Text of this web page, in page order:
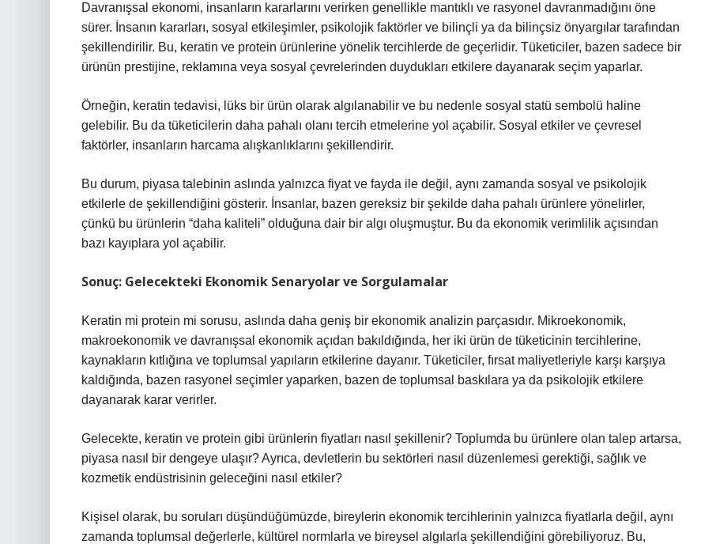
Davranışsal ekonomi, insanların kararlarını verirken genellikle mantıklı ve rasyonel davranmadığını öne
sürer. İnsanın kararları, sosyal etkileşimler, psikolojik faktörler ve bilinçli ya da bilinçsiz önyargılar tarafından
şekillendirilir. Bu, keratin ve protein ürünlerine yönelik tercihlerde de geçerlidir. Tüketiciler, bazen sadece bir
ürünün prestijine, reklamına veya sosyal çevrelerinden duydukları etkilere dayanarak seçim yaparlar.
Örneğin, keratin tedavisi, lüks bir ürün olarak algılanabilir ve bu nedenle sosyal statü sembolü haline
gelebilir. Bu da tüketicilerin daha pahalı olanı tercih etmelerine yol açabilir. Sosyal etkiler ve çevresel
faktörler, insanların harcama alışkanlıklarını şekillendirir.
Bu durum, piyasa talebinin aslında yalnızca fiyat ve fayda ile değil, aynı zamanda sosyal ve psikolojik
etkilerle de şekillendiğini gösterir. İnsanlar, bazen gereksiz bir şekilde daha pahalı ürünlere yönelirler,
çünkü bu ürünlerin “daha kaliteli” olduğuna dair bir algı oluşmuştur. Bu da ekonomik verimlilik açısından
bazı kayıplara yol açabilir.
Sonuç: Gelecekteki Ekonomik Senaryolar ve Sorgulamalar
Keratin mi protein mi sorusu, aslında daha geniş bir ekonomik analizin parçasıdır. Mikroekonomik,
makroekonomik ve davranışsal ekonomik açıdan bakıldığında, her iki ürün de tüketicinin tercihlerine,
kaynakların kıtlığına ve toplumsal yapıların etkilerine dayanır. Tüketiciler, fırsat maliyetleriyle karşı karşıya
kaldığında, bazen rasyonel seçimler yaparken, bazen de toplumsal baskılara ya da psikolojik etkilere
dayanarak karar verirler.
Gelecekte, keratin ve protein gibi ürünlerin fiyatları nasıl şekillenir? Toplumda bu ürünlere olan talep artarsa,
piyasa nasıl bir dengeye ulaşır? Ayrıca, devletlerin bu sektörleri nasıl düzenlemesi gerektiği, sağlık ve
kozmetik endüstrisinin geleceğini nasıl etkiler?
Kişisel olarak, bu soruları düşündüğümüzde, bireylerin ekonomik tercihlerinin yalnızca fiyatlarla değil, aynı
zamanda toplumsal değerlerle, kültürel normlarla ve bireysel algılarla şekillendiğini görebiliyoruz. Bu,